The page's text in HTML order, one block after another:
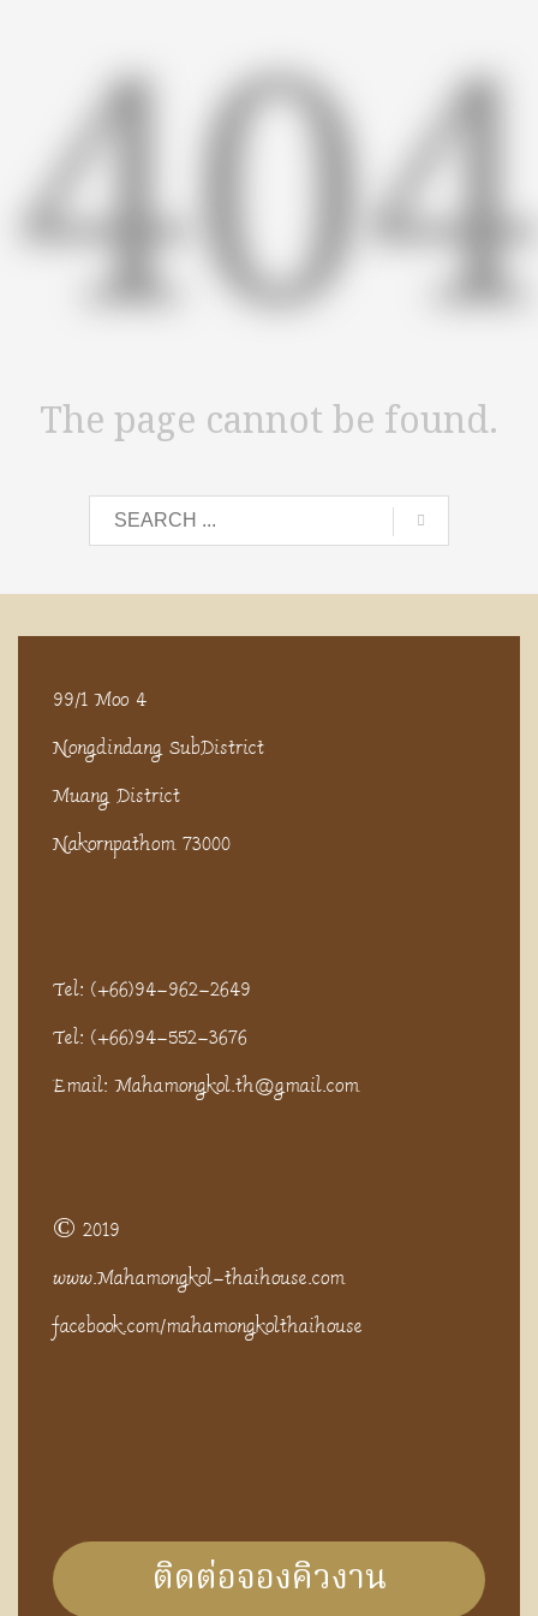
The page cannot be found.
99/1 Moo 4
Nongdindang SubDistrict
Muang District
Nakornpathom 73000
Tel: (+66)94-962-2649
Tel: (+66)94-552-3676
Email: Mahamongkol.th@gmail.com
© 2019
www.Mahamongkol-thaihouse.com
facebook.com/mahamongkolthaihouse
ติดต่อจองคิวงาน